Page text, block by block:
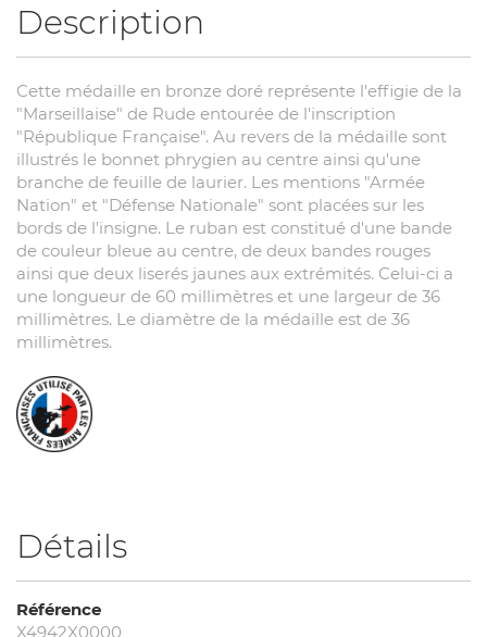
Description
Cette médaille en bronze doré représente l'effigie de la
"Marseillaise" de Rude entourée de l'inscription
"République Française". Au revers de la médaille sont
illustrés le bonnet phrygien au centre ainsi qu'une
branche de feuille de laurier. Les mentions "Armée
Nation" et "Défense Nationale" sont placées sur les
bords de l'insigne. Le ruban est constitué d'une bande
de couleur bleue au centre, de deux bandes rouges
ainsi que deux liserés jaunes aux extrémités. Celui-ci a
une longueur de 60 millimètres et une largeur de 36
millimètres. Le diamètre de la médaille est de 36
millimètres.
Détails
Référence
X4942X0000